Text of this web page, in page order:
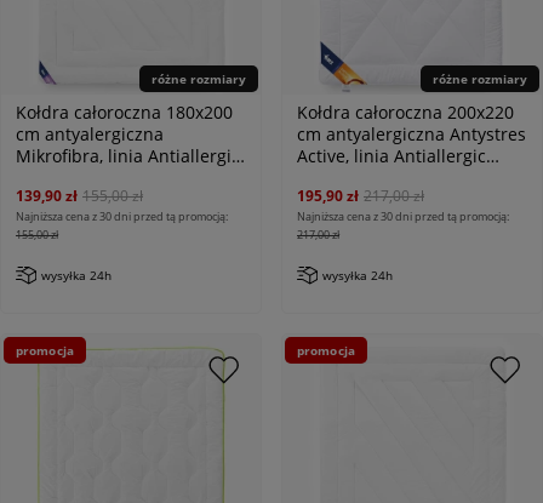
różne rozmiary
Kołdra całoroczna 180x200
cm antyalergiczna
Mikrofibra, linia Antiallergic
139,90 zł 155,00 zł
Najniższa cena z 30 dni przed tą promocją:
155,00 zł
wysyłka 24h
różne rozmiary
Kołdra całoroczna 200x220
cm antyalergiczna Antystres
Active, linia Antiallergic
195,90 zł 217,00 zł
Najniższa cena z 30 dni przed tą promocją:
217,00 zł
wysyłka 24h
promocja promocja